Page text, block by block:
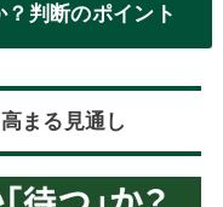
判断のポイント
まる見通し